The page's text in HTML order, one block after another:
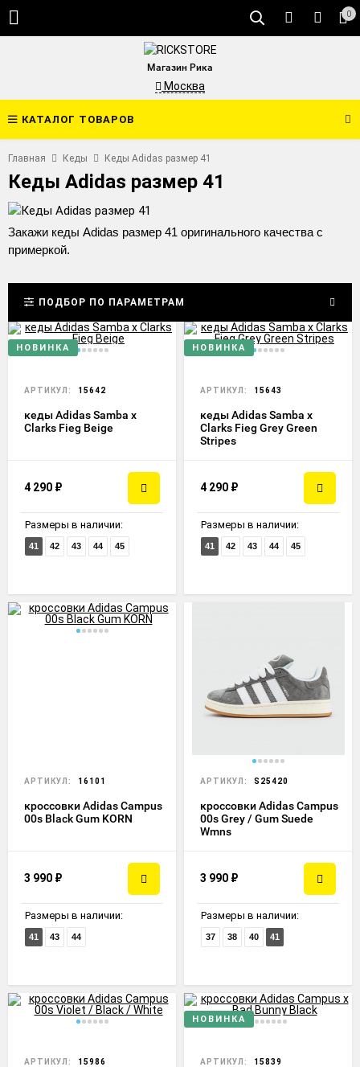
0
Магазин Рика
Москва
КАТАЛОГ ТОВАРОВ
Главная Кеды Кеды Adidas размер 41
Кеды Adidas размер 41
Закажи кеды Adidas размер 41 оригинального качества с
примеркой.
ПОДБОР ПО ПАРАМЕТРАМ
НОВИНКА
АРТИКУЛ: 15642
кеды Adidas Samba x
Clarks Fieg Beige
4 290 ₽
Размеры в наличии:
41 42 43 44 45
НОВИНКА
АРТИКУЛ: 15643
кеды Adidas Samba x
Clarks Fieg Grey Green
Stripes
4 290 ₽
Размеры в наличии:
41 42 43 44 45
АРТИКУЛ: 16101
кроссовки Adidas Campus
00s Black Gum KORN
3 990 ₽
Размеры в наличии:
41 43 44
АРТИКУЛ: S25420
кроссовки Adidas Campus
00s Grey / Gum Suede
Wmns
3 990 ₽
Размеры в наличии:
37 38 40 41
АРТИКУЛ: 15986
НОВИНКА
АРТИКУЛ: 15839